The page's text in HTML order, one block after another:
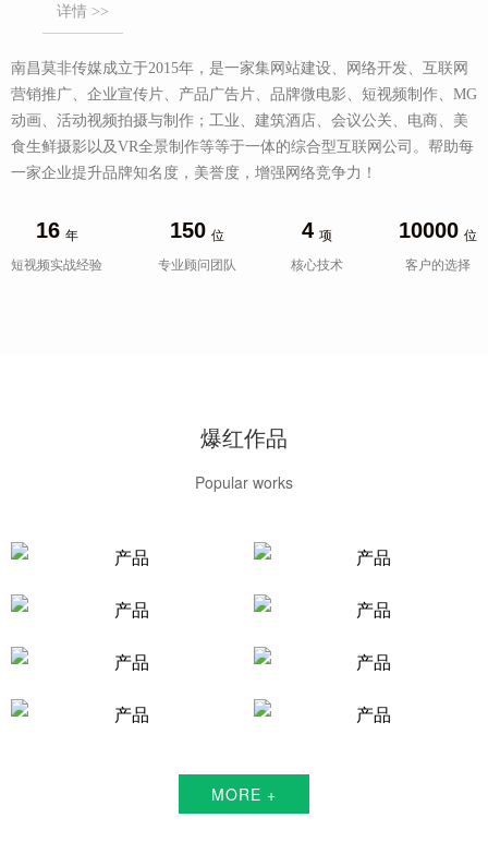
详情 >>
南昌莫非传媒成立于2015年，是一家集网站建设、网络开发、互联网
营销推广、企业宣传片、产品广告片、品牌微电影、短视频制作、MG
动画、活动视频拍摄与制作；工业、建筑酒店、会议公关、电商、美
食生鲜摄影以及VR全景制作等等于一体的综合型互联网公司。帮助每
一家企业提升品牌知名度，美誉度，增强网络竞争力！
16 年
短视频实战经验
150 位
专业顾问团队
4 项
核心技术
10000 位
客户的选择
爆红作品
Popular works
MORE +